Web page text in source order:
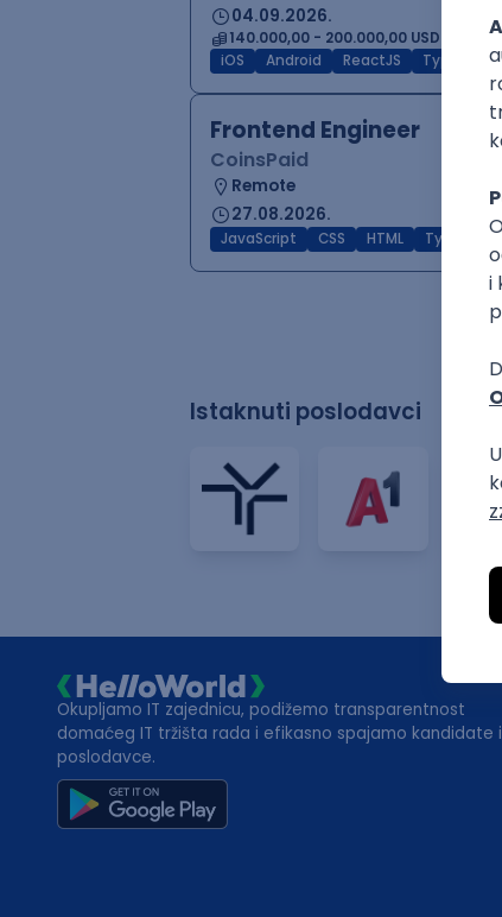
04.09.2026.
140.000,00 - 200.000,00 USD (gross)
iOS
Android ReactJS TypeScript
Frontend Engineer
CoinsPaid
Remote
27.08.2026.
JavaScript CSS HTML TypeScript
Istaknuti poslodavci
Okupljamo IT zajednicu, podižemo transparentnost
domaćeg IT tržišta rada i efikasno spajamo kandidate i
poslodavce.